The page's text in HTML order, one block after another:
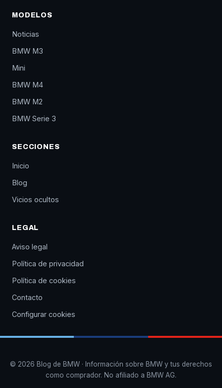
MODELOS
Noticias
BMW M3
Mini
BMW M4
BMW M2
BMW Serie 3
SECCIONES
Inicio
Blog
Vicios ocultos
LEGAL
Aviso legal
Política de privacidad
Política de cookies
Contacto
Configurar cookies
© 2026 Blog de BMW · Información sobre BMW y tus derechos
como comprador. No afiliado a BMW AG.